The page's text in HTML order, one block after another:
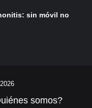
sin móvil no
somos?